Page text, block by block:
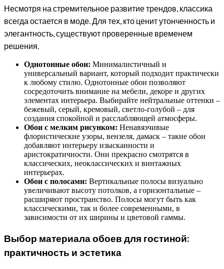
Несмотря на стремительное развитие трендов, классика
всегда остается в моде. Для тех, кто ценит утонченность и
элегантность, существуют проверенные временем
решения.
Однотонные обои: Минималистичный и
универсальный вариант, который подходит практически
к любому стилю. Однотонные обои позволяют
сосредоточить внимание на мебели, декоре и других
элементах интерьера. Выбирайте нейтральные оттенки –
бежевый, серый, кремовый, светло-голубой – для
создания спокойной и расслабляющей атмосферы.
Обои с мелким рисунком: Ненавязчивые
флористические узоры, вензеля, дамаск – такие обои
добавляют интерьеру изысканности и
аристократичности. Они прекрасно смотрятся в
классических, неоклассических и винтажных
интерьерах.
Обои с полосами: Вертикальные полосы визуально
увеличивают высоту потолков, а горизонтальные –
расширяют пространство. Полосы могут быть как
классическими, так и более современными, в
зависимости от их ширины и цветовой гаммы.
Выбор материала обоев для гостиной:
практичность и эстетика